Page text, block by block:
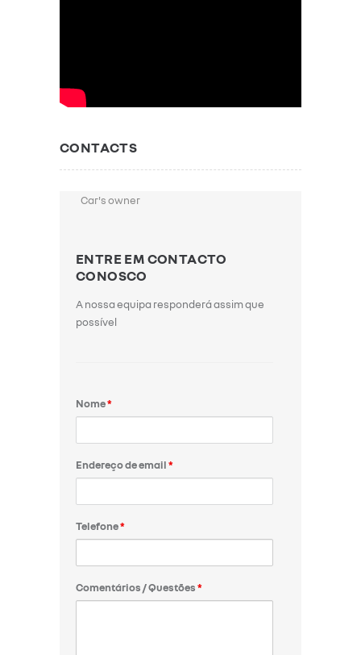
CONTACTS
Car's owner
ENTRE EM CONTACTO
CONOSCO
A nossa equipa responderá assim que
possível
Nome*
Endereço de email*
Telefone*
Comentários / Questões*